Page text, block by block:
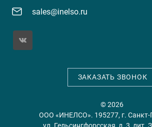
sales@inelso.ru
ЗАКАЗАТЬ ЗВОНОК
© 2026
ООО «ИНЕЛСО». 195277, г. Санкт-